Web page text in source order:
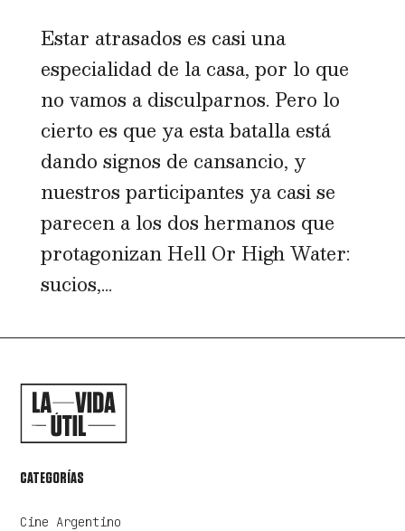
Estar atrasados es casi una
especialidad de la casa, por lo que
no vamos a disculparnos. Pero lo
cierto es que ya esta batalla está
dando signos de cansancio, y
nuestros participantes ya casi se
parecen a los dos hermanos que
protagonizan Hell Or High Water:
sucios,...
CATEGORÍAS
Cine Argentino